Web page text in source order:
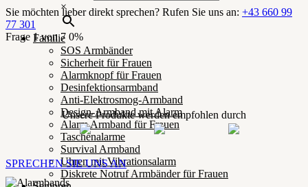
×
Familie
SOS Armbänder
Sicherheit für Frauen
Alarmknopf für Frauen
Desinfektionsarmband
Anti-Elektrosmog-Armband
Design-Armband mit Alarm
Alarm Armband für Frauen
Taschenalarme
Survival Armband
Uhren mit Vibrationsalarm
Diskrete Notruf Armbänder für Frauen
Sie möchten lieber direkt sprechen? Rufen Sie uns an: +43 660 99
77 301
Frage 1 von 7 0%
Unsere Produkte werden empfohlen durch
SPRECHEN SIE UNS AN